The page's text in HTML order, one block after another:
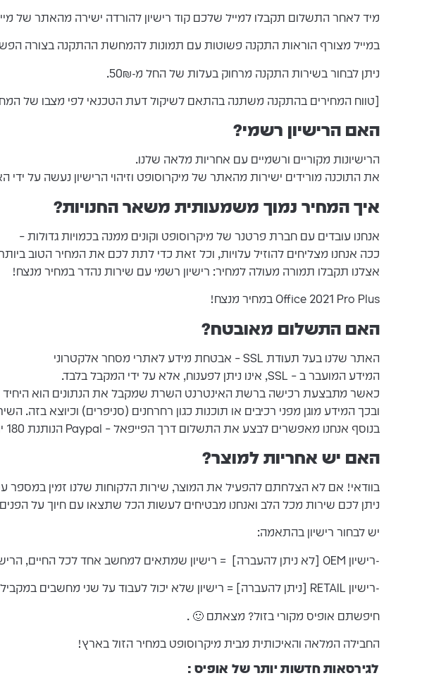
מיד לאחר התשלום תקבלו למייל שלכם קוד רישיון להורדה ישירה מהאתר של
במייל מצורף הוראות התקנה פשוטות עם תמונות להמחשת ההתקנה בצורה
ניתן לבחור בשירות התקנה מרחוק בעלות של החל מ-50₪.
[טווח המחירים בהתקנה משתנה בהתאם לשיקול דעת הטכנאי לפי מצבו של המחשב עליו
האם הרישיון רשמי?
הרישיונות מקוריים ורשמיים עם אחריות מלאה שלנו.
את התוכנה מורידים ישירות מהאתר של מיקרוסופט וזיהוי הרישיון נעשה על
איך המחיר נמוך משמעותית משאר החנויות?
אנחנו עובדים עם חברת פרטנר של מיקרוסופט וקונים ממנה בכמויות גדולות –
ככה אנחנו מצליחים להוזיל עלויות, וכל זאת כדי לתת לכם את המחיר הטוב
אצלנו תקבלו תמורה מעולה למחיר: רישיון רשמי עם שירות נהדר במחיר מנצח!
Office 2021 Pro Plus במחיר מנצח!
האם התשלום מאובטח?
האתר שלנו בעל תעודת SSL – אבטחת מידע לאתרי מסחר אלקטרוני
המידע המועבר ב – SSL, אינו ניתן לפענוח, אלא על ידי המקבל בלבד.
כאשר מתבצעת רכישה ברשת האינטרנט השרת שמקבל את הנתונים הוא היחיד
ובכך המידע מוגן מפני רכיבים או תוכנות כגון רחרחנים (סניפרים) וכיוצא בזה.
בנוסף אנחנו מאפשרים לבצע את התשלום דרך הפייפאל – Paypal הנותנת 180 יום הגנת צרכן ללקוח.
האם יש אחריות למוצר?
בוודאי! אם לא הצלחתם להפעיל את המוצר, שירות הלקוחות שלנו זמין במספר
ניתן לכם שירות מכל הלב ואנחנו מבטיחים לעשות הכל שתצאו עם חיוך על
יש לבחור רישיון בהתאמה:
-רישיון OEM [לא ניתן להעברה] = רישיון שמתאים למחשב אחד לכל החיים, הרישיון לא עובר לאחר פרמוט המחשב או החלפתו.
-רישיון RETAIL [ניתן להעברה] = רישיון שלא יכול לעבוד על שני מחשבים במקביל אך ניתן להעבירו למחשב אחר במקרה של החלפת מחשב או פרמוט.
חיפשתם אופיס מקורי בזול? מצאתם 🙂 .
החבילה המלאה והאיכותית מבית מיקרוסופט במחיר הזול בארץ!
לגירסאות חדשות יותר של אופיס :